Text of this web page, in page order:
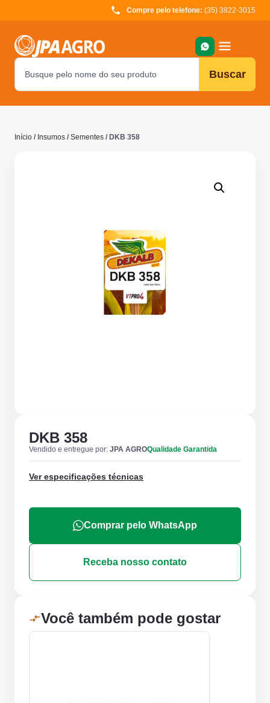
Compre pelo telefone: (35) 3822-3015
Buscar
Início / Insumos / Sementes / DKB 358
DKB 358
Vendido e entregue por: JPA AGROQualidade Garantida
Ver especificações técnicas
Comprar pelo WhatsApp
Receba nosso contato
Você também pode gostar